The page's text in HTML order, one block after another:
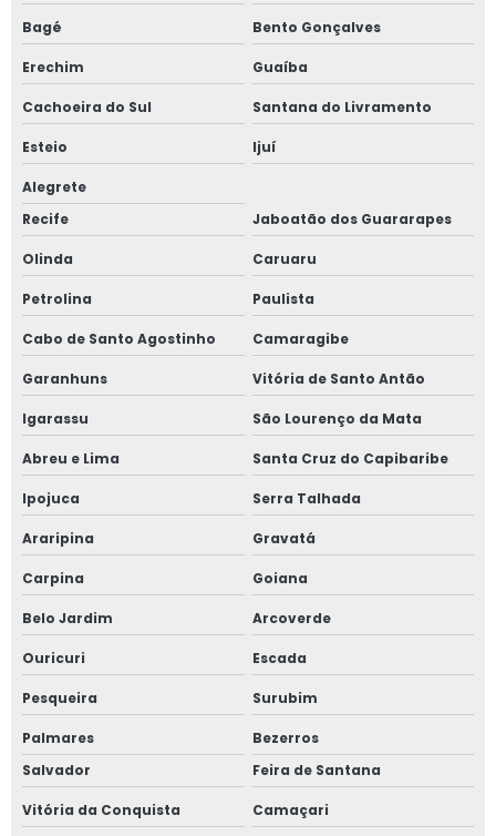
Bagé Bento Gonçalves
Erechim Guaíba
Cachoeira do Sul Santana do Livramento
Esteio Ijuí
Alegrete
Recife
Jaboatão dos Guararapes
Olinda Caruaru
Petrolina Paulista
Cabo de Santo Agostinho Camaragibe
Garanhuns Vitória de Santo Antão
Igarassu São Lourenço da Mata
Abreu e Lima Santa Cruz do Capibaribe
Ipojuca Serra Talhada
Araripina Gravatá
Carpina Goiana
Belo Jardim Arcoverde
Ouricuri Escada
Pesqueira Surubim
Palmares
Bezerros
Salvador
Feira de Santana
Vitória da Conquista Camaçari